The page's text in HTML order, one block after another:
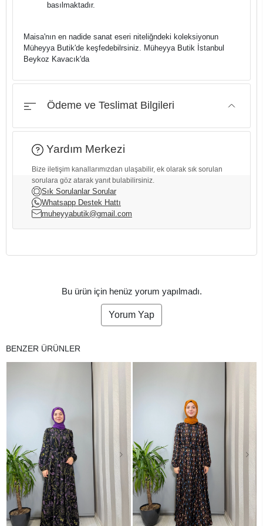
basılmaktadır.
Maisa'nın en nadide sanat eseri niteliğndeki koleksiyonun
Müheyya Butik'de keşfedebilrsiniz. Müheyya Butik İstanbul
Beykoz Kavacık'da
Ödeme ve Teslimat Bilgileri
Yardım Merkezi
Bize iletişim kanallarımızdan ulaşabilir, ek olarak sık sorulan
sorulara göz atarak yanıt bulabilirsiniz.
Sık Sorulanlar Sorular
Whatsapp Destek Hattı
muheyyabutik@gmail.com
Bu ürün için henüz yorum yapılmadı.
Yorum Yap
BENZER ÜRÜNLER